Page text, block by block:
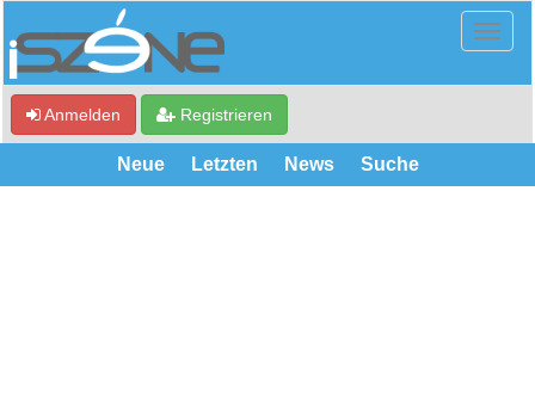
Anmelden Registrieren
Neue Letzten News Suche